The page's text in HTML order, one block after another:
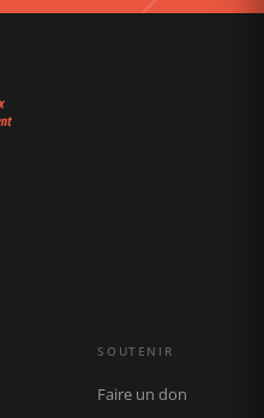
SOUTENIR
Faire un don